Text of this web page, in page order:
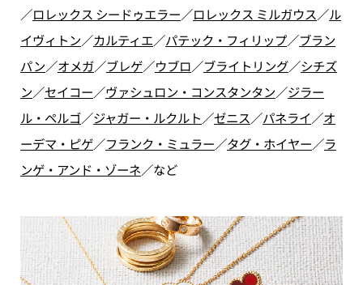
／ロレックス シードゥエラー／ロレックス ミルガウス／ル
イヴィトン／カルティエ／パテック・フィリップ／ブラン
パン／オメガ／ブレゲ／ウブロ／ブライトリング／シチズ
ン／セイコー／ヴァシュロン・コンスタンタン／ジラー
ル・ペルゴ／ジャガー・ルクルト／ゼニス／パネライ／オ
ーデマ・ピゲ／フランク・ミュラー／タグ・ホイヤー／ラ
ンゲ・アンド・ゾーネ／など